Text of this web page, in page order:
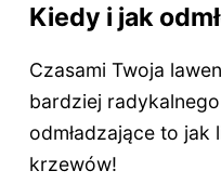
Kiedy i jak
Czasami Twoja
bardziej
odmładzające to
krzewów!